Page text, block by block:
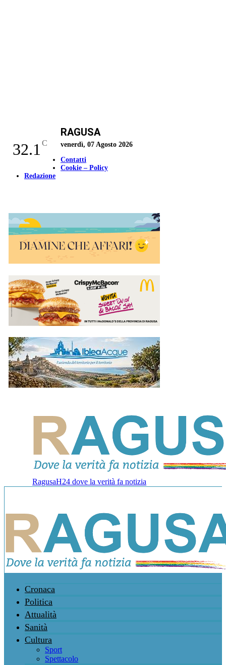
32.1 C
RAGUSA
venerdì, 07 Agosto 2026
Contatti
Cookie – Policy
Redazione
RagusaH24 dove la verità fa notizia
Cronaca
Politica
Attualità
Sanità
Cultura
Sport
Spettacolo